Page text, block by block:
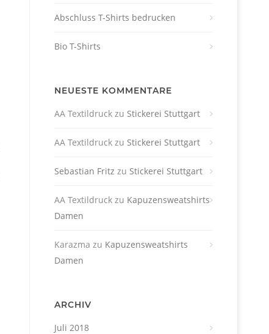
Abschluss T-Shirts bedrucken
Bio T-Shirts
NEUESTE KOMMENTARE
AA Textildruck zu Stickerei Stuttgart
AA Textildruck zu Stickerei Stuttgart
Sebastian Fritz zu Stickerei Stuttgart
AA Textildruck zu Kapuzensweatshirts
Damen
Karazma zu Kapuzensweatshirts
Damen
ARCHIV
Juli 2018